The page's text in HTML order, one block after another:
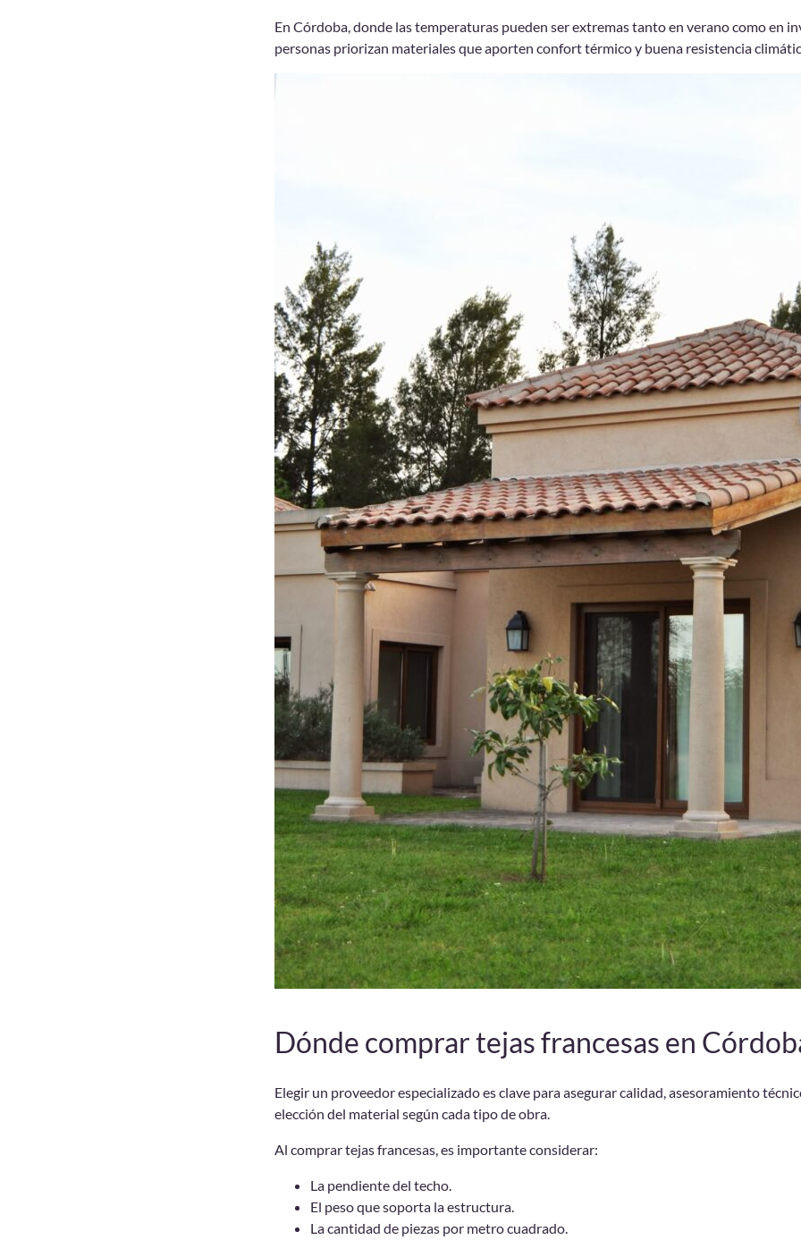
En Córdoba, donde las temperaturas pueden ser extremas tanto en verano como en
personas priorizan materiales que aporten confort térmico y buena resistencia
Dónde comprar tejas francesas en
Elegir un proveedor especializado es clave para asegurar calidad, asesoramiento
elección del material según cada tipo de obra.
Al comprar tejas francesas, es importante considerar:
La pendiente del techo.
El peso que soporta la estructura.
La cantidad de piezas por metro cuadrado.